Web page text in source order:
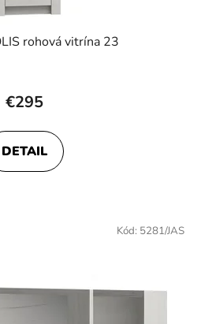
rohová vitrína 23
€295
DETAIL
Kód: 5281/JAS